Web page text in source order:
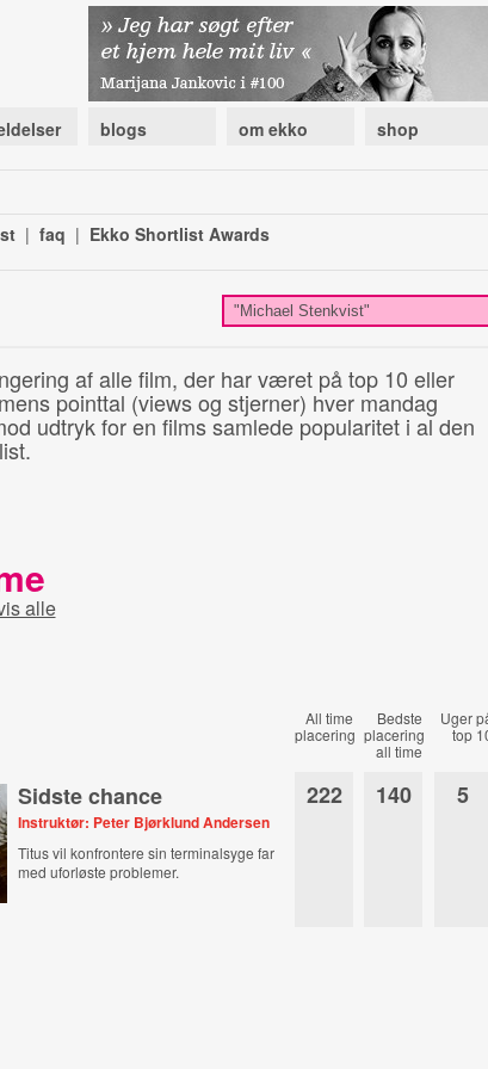
blogs om ekko shop
| faq | Ekko Shortlist Awards
af alle film, der har været på top 10 eller
pointtal (views og stjerner) hver mandag
udtryk for en films samlede popularitet i al den
alle
All time
placering
Bedste
placering
all time
Uger
top
Sidste chance
Instruktør: Peter Bjørklund Andersen
Titus vil konfrontere sin terminalsyge far
med uforløste problemer.
222 140 5